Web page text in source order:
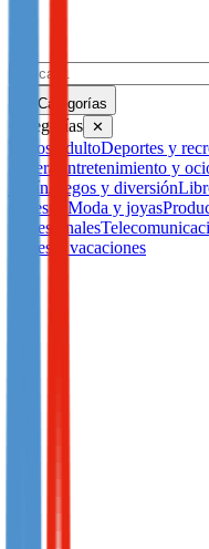
Categorías
Categorías ✕
Todos AdultoDeportes y
carrera
Entretenimiento y
jardínJuegos y diversión
apuestas Moda y joyas
profesionales
Viajes y vacaciones